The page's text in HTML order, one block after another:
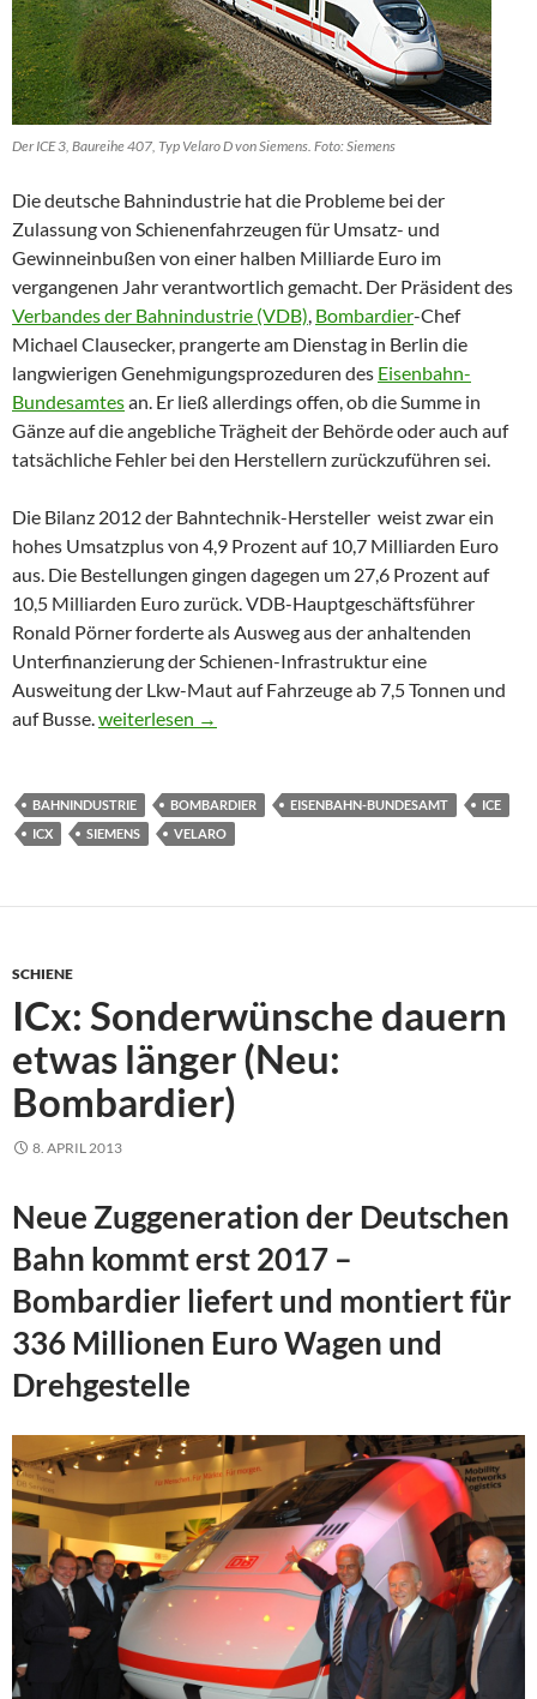
Der ICE 3, Baureihe 407, Typ Velaro D von Siemens. Foto: Siemens
Die deutsche Bahnindustrie hat die Probleme bei der
Zulassung von Schienenfahrzeugen für Umsatz- und
Gewinneinbußen von einer halben Milliarde Euro im
vergangenen Jahr verantwortlich gemacht. Der Präsident des
Verbandes der Bahnindustrie (VDB), Bombardier-Chef
Michael Clausecker, prangerte am Dienstag in Berlin die
langwierigen Genehmigungsprozeduren des Eisenbahn-
Bundesamtesan. Er ließ allerdings offen, ob die Summe in
Gänze auf die angebliche Trägheit der Behörde oder auch auf
tatsächliche Fehler bei den Herstellern zurückzuführen sei.
Die Bilanz 2012 der Bahntechnik-Hersteller weist zwar ein
hohes Umsatzplus von 4,9 Prozent auf 10,7 Milliarden Euro
aus. Die Bestellungen gingen dagegen um 27,6 Prozent auf
10,5 Milliarden Euro zurück. VDB-Hauptgeschäftsführer
Ronald Pörner forderte als Ausweg aus der anhaltenden
Unterfinanzierung der Schienen-Infrastruktur eine
Ausweitung der Lkw-Maut auf Fahrzeuge ab 7,5 Tonnen und
auf Busse.Bahnindustrie greift deutsche
weiterlesen →
BAHNINDUSTRIE BOMBARDIER EISENBAHN-BUNDESAMT
ICE
ICX
SIEMENS VELARO
SCHIENE
ICx: Sonderwünsche dauern
etwas länger (Neu:
Bombardier)
8. APRIL 2013
Neue Zuggeneration der Deutschen
Bahn kommt erst 2017 –
Bombardier liefert und montiert für
336 Millionen Euro Wagen und
Drehgestelle